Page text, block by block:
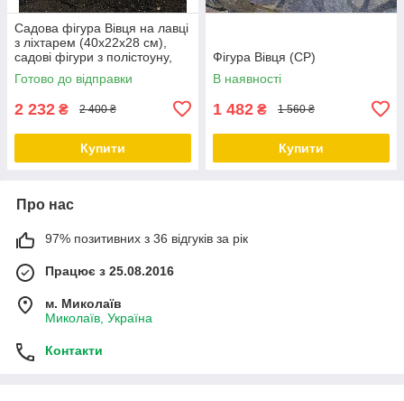
Садова фігура Вівця на лавці
з ліхтарем (40х22х28 см),
садові фігури з полістоуну,
садово-паркові фігури
Готово до відправки
2 232 ₴ 2 400 ₴
Купити
Фігура Вівця (СР)
В наявності
1 482 ₴ 1 560 ₴
Купити
Про нас
97% позитивних з 36 відгуків за рік
Працює з 25.08.2016
м. Миколаїв
Миколаїв, Україна
Контакти